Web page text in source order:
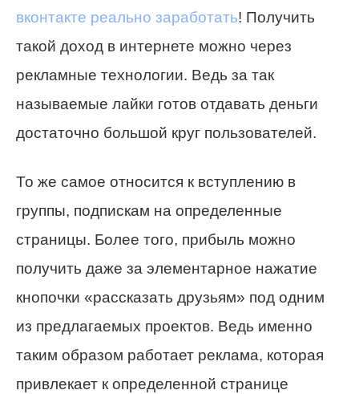
вконтакте реально заработать! Получить
такой доход в интернете можно через
рекламные технологии. Ведь за так
называемые лайки готов отдавать деньги
достаточно большой круг пользователей.
То же самое относится к вступлению в
группы, подпискам на определенные
страницы. Более того, прибыль можно
получить даже за элементарное нажатие
кнопочки «рассказать друзьям» под одним
из предлагаемых проектов. Ведь именно
таким образом работает реклама, которая
привлекает к определенной странице